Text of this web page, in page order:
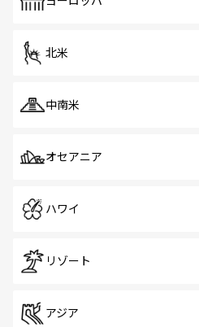
北米
中南米
オセアニア
ハワイ
リゾート
アジア